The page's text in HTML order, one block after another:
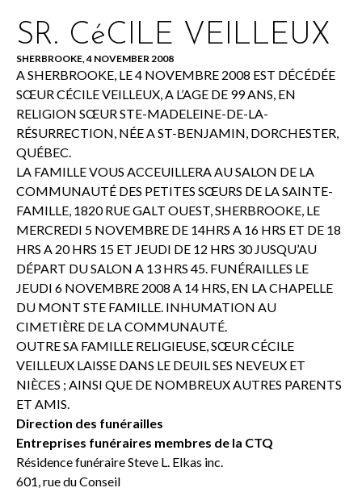
SR. CéCILE VEILLEUX
SHERBROOKE, 4 NOVEMBER 2008
A SHERBROOKE, LE 4 NOVEMBRE 2008 EST DÉCÉDÉE
SŒUR CÉCILE VEILLEUX, A L’AGE DE 99 ANS, EN
RELIGION SŒUR STE-MADELEINE-DE-LA-
RÉSURRECTION, NÉE A ST-BENJAMIN, DORCHESTER,
QUÉBEC.
LA FAMILLE VOUS ACCEUILLERA AU SALON DE LA
COMMUNAUTÉ DES PETITES SŒURS DE LA SAINTE-
FAMILLE, 1820 RUE GALT OUEST, SHERBROOKE, LE
MERCREDI 5 NOVEMBRE DE 14HRS A 16 HRS ET DE 18
HRS A 20 HRS 15 ET JEUDI DE 12 HRS 30 JUSQU’AU
DÉPART DU SALON A 13 HRS 45. FUNÉRAILLES LE
JEUDI 6 NOVEMBRE 2008 A 14 HRS, EN LA CHAPELLE
DU MONT STE FAMILLE. INHUMATION AU
CIMETIÈRE DE LA COMMUNAUTÉ.
OUTRE SA FAMILLE RELIGIEUSE, SŒUR CÉCILE
VEILLEUX LAISSE DANS LE DEUIL SES NEVEUX ET
NIÈCES ; AINSI QUE DE NOMBREUX AUTRES PARENTS
ET AMIS.
Direction des funérailles
Entreprises funéraires membres de la CTQ
Résidence funéraire Steve L. Elkas inc.
601, rue du Conseil